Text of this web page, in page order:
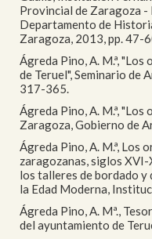
Provincial de Zaragoza
Departamento de
Zaragoza, 2013, pp. 47-
Ágreda Pino, A. M.ª,
de Teruel", Seminario de
317-365.
Ágreda Pino, A. M.ª, "Los
Zaragoza, Gobierno de
Ágreda Pino, A. M.ª, Los
zaragozanas, siglos
los talleres de bordado y
la Edad Moderna,
Ágreda Pino, A. Mª.,
del ayuntamiento de